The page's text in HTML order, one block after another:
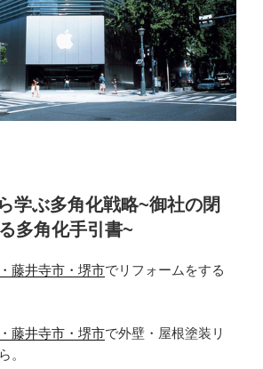
学ぶ多角化戦略~御社の閉
多角化手引書~
藤井寺市・堺市でリフォームをする
藤井寺市・堺市で外壁・屋根塗装リ
。